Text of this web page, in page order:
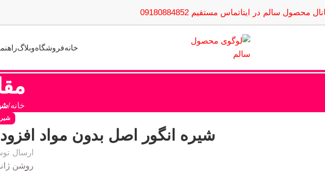
محصول سالم در ایتاتماس مستقیم 09180884852
خانهفروشگاهوبلاگ
خانه
شیره انگور اصل بدون مواد افزودنی و 100% تضمین
ارسال
روشن ژانویه